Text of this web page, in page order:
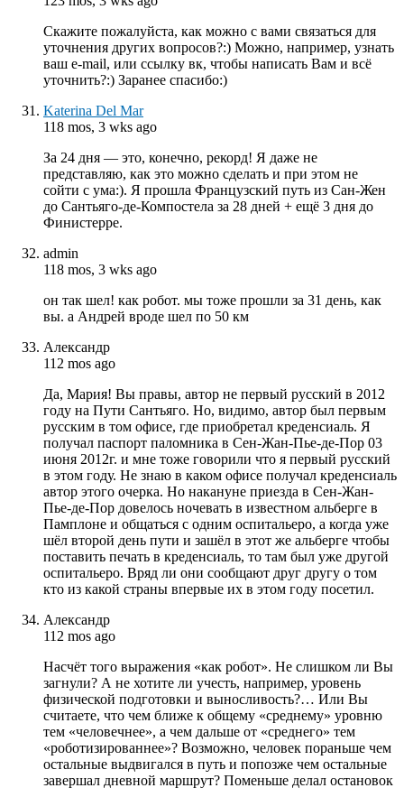
Скажите пожалуйста, как можно с вами связаться для
уточнения других вопросов?:) Можно, например, узнать
ваш e-mail, или ссылку вк, чтобы написать Вам и всё
уточнить?:) Заранее спасибо:)
Katerina Del Mar
118 mos, 3 wks ago
За 24 дня — это, конечно, рекорд! Я даже не
представляю, как это можно сделать и при этом не
сойти с ума:). Я прошла Французский путь из Сан-Жен
до Сантьяго-де-Компостела за 28 дней + ещё 3 дня до
Финистерре.
admin
118 mos, 3 wks ago
он так шел! как робот. мы тоже прошли за 31 день, как
вы. а Андрей вроде шел по 50 км
Александр
112 mos ago
Да, Мария! Вы правы, автор не первый русский в 2012
году на Пути Сантьяго. Но, видимо, автор был первым
русским в том офисе, где приобретал креденсиаль. Я
получал паспорт паломника в Сен-Жан-Пье-де-Пор 03
июня 2012г. и мне тоже говорили что я первый русский
в этом году. Не знаю в каком офисе получал креденсиаль
автор этого очерка. Но накануне приезда в Сен-Жан-
Пье-де-Пор довелось ночевать в известном альберге в
Памплоне и общаться с одним оспитальеро, а когда уже
шёл второй день пути и зашёл в этот же альберге чтобы
поставить печать в креденсиаль, то там был уже другой
оспитальеро. Вряд ли они сообщают друг другу о том
кто из какой страны впервые их в этом году посетил.
Александр
112 mos ago
Насчёт того выражения «как робот». Не слишком ли Вы
загнули? А не хотите ли учесть, например, уровень
физической подготовки и выносливость?… Или Вы
считаете, что чем ближе к общему «среднему» уровню
тем «человечнее», а чем дальше от «среднего» тем
«роботизированнее»? Возможно, человек пораньше чем
остальные выдвигался в путь и попозже чем остальные
завершал дневной маршрут? Поменьше делал остановок